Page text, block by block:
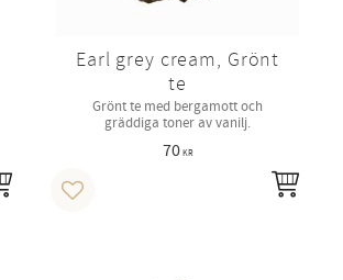
Earl grey cream, Grönt
te
Grönt te med bergamott och
gräddiga toner av vanilj.
70KR
Lägg till i favoriter